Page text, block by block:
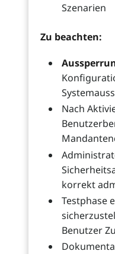
Szenarien
Zu beachten:
Nach
korrekt
Testphase
Benutzer